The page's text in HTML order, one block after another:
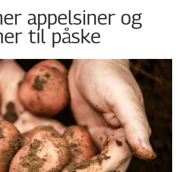
appelsiner og
til påske